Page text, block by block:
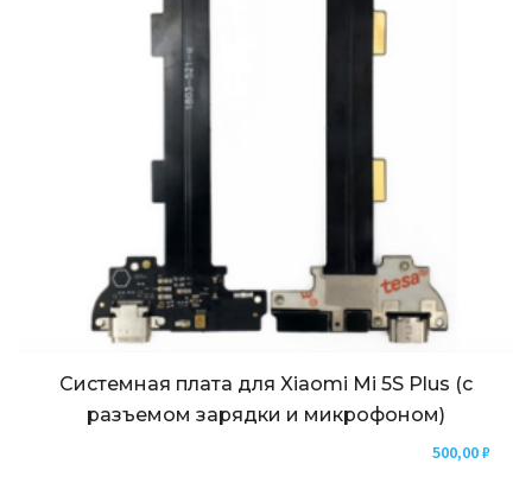
Системная плата для Xiaomi Mi 5S Plus (с
разъемом зарядки и микрофоном)
500,00₽